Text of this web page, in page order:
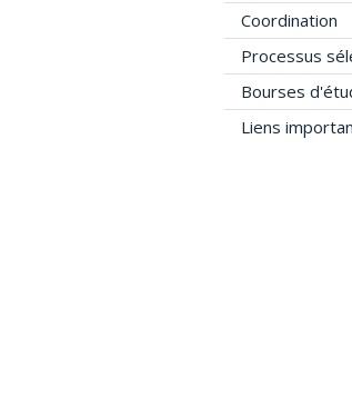
Coordination
Processus
Bourses
Liens